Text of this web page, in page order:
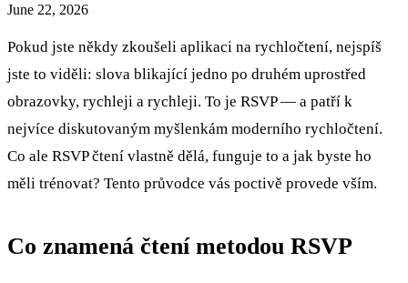
June 22, 2026
Pokud jste někdy zkoušeli aplikaci na rychločtení, nejspíš
jste to viděli: slova blikající jedno po druhém uprostřed
obrazovky, rychleji a rychleji. To je RSVP — a patří k
nejvíce diskutovaným myšlenkám moderního rychločtení.
Co ale RSVP čtení vlastně dělá, funguje to a jak byste ho
měli trénovat? Tento průvodce vás poctivě provede vším.
Co znamená čtení metodou RSVP